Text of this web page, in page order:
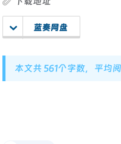
蓝奏网盘
本文共 561个字数，平均